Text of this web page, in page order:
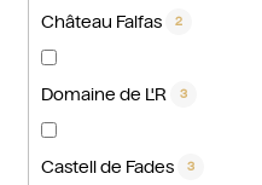
Château Falfas 2
Domaine de L'R 3
Castell de Fades 3